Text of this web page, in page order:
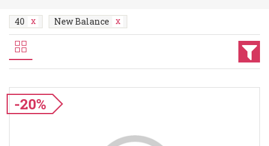
40 New Balance
-20%